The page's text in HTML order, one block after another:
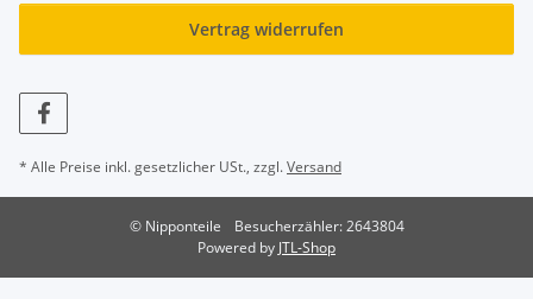
Vertrag widerrufen
* Alle Preise inkl. gesetzlicher USt., zzgl.Versand
© Nipponteile
Besucherzähler: 2643804
Powered by JTL-Shop